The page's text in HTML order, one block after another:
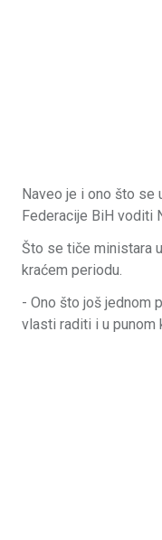
Naveo je i ono što se
Federacije BiH voditi
Što se tiče ministara
kraćem periodu.
- Ono što još jednom
vlasti raditi i u punom